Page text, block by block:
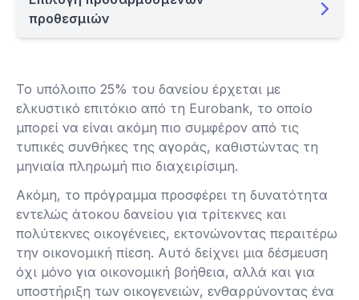
προθεσμιών
Το υπόλοιπο 25% του δανείου έρχεται με
ελκυστικό επιτόκιο από τη Eurobank, το οποίο
μπορεί να είναι ακόμη πιο συμφέρον από τις
τυπικές συνθήκες της αγοράς, καθιστώντας τη
μηνιαία πληρωμή πιο διαχειρίσιμη.
Ακόμη, το πρόγραμμα προσφέρει τη δυνατότητα
εντελώς άτοκου δανείου για τρίτεκνες και
πολύτεκνες οικογένειες, εκτονώνοντας περαιτέρω
την οικονομική πίεση. Αυτό δείχνει μια δέσμευση
όχι μόνο για οικονομική βοήθεια, αλλά και για
υποστήριξη των οικογενειών, ενθαρρύνοντας ένα